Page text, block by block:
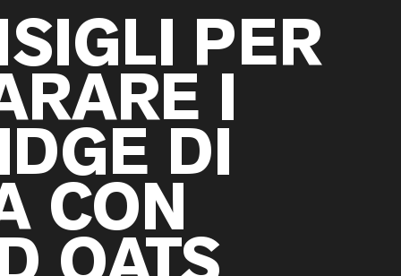
piselli
Protein
PER
I
DI
CON